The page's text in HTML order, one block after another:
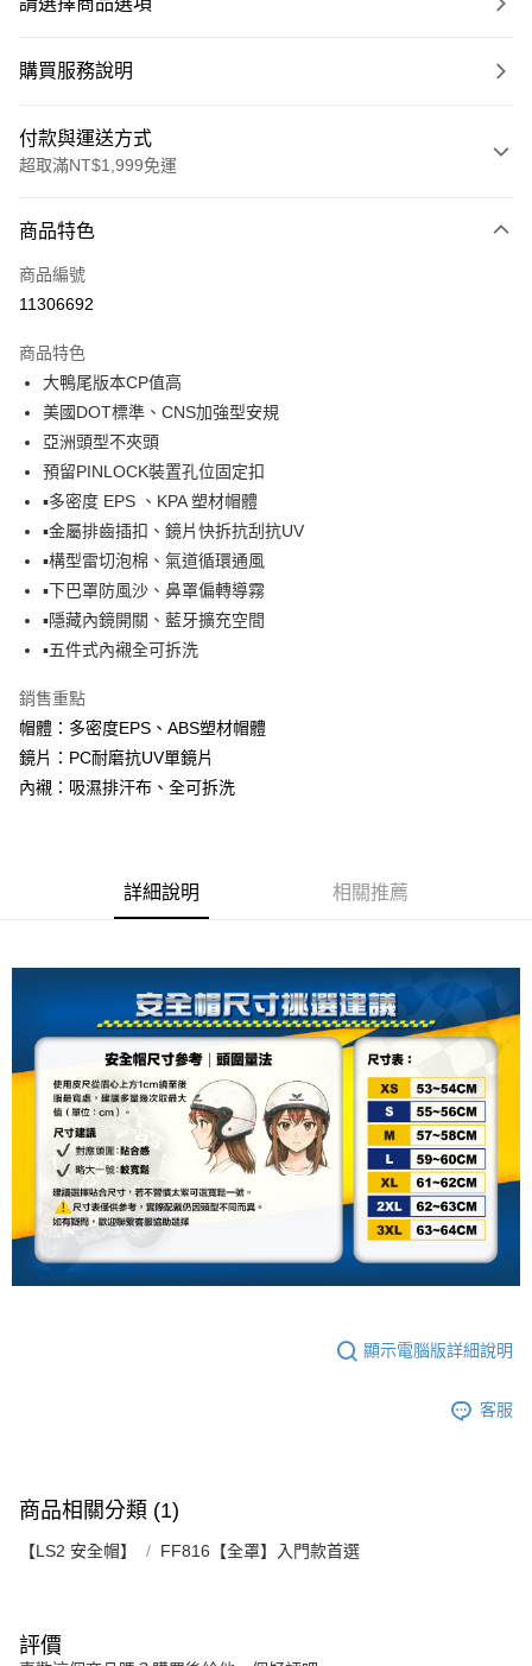
購買服務說明
付款與運送方式
超取滿NT$1,999免運
信用卡一次付款
信用卡分期付款
合作金庫商業銀行
華南商業銀行
上海商業儲蓄銀行
國泰世華商業銀行
臺灣中小企業銀行
匯豐（台灣）商業銀行
聯邦商業銀行
元大商業銀行
永豐商業銀行
玉山商業銀行
台新國際商業銀行
台灣樂天信用卡公司
超商取貨付款
LINE Pay
Apple Pay
街口支付
Google Pay
相關說明
【大哥付你分期使用說明】
1.本服務由台灣大哥大提供，台灣大哥大用戶可立即使用無須另外申請。
2.付款方式選擇「大哥付你分期」，訂單成立後會自動跳轉到大哥付的交易
流程，驗證手機門號後，選擇欲分期的期數、繳款截止日，確認付款後即完
消。如遇「轉專審核」未通過狀況，表示未達大哥付你分期系統評分，恕無
法說明評估內容。
醒簡訊。
2.透過簡訊連結打開帳單後，可選擇「超商條碼／台灣大直營門市／銀行轉
帳／街口支付／iPASS MONEY」等通路繳費。
【注意事項】
1.本服務係由「台灣大哥大股份有限公司」（以下簡稱本公司）所提供，讓
用戶於交易時，得透過本服務購買商品或服務，並由商店將買賣／分期付款
買賣價金債權讓與本公司後，依約使用本公司帳單繳交帳款。
2.基於同意付款使用「大哥付你分期」之契約關係目的，商店將以您的個人
資料（包含姓名、電話或地址）提供予台灣大哥大進項蒐集、處理及利用，
由本公司與您本人進行分期帳單所需資料之確認、核對及更正。
3.完整用戶服務條款，請詳閱以下連結：
https://oppay.tw/userRule
AFTEE先享後付
相關說明
２．便利：只要手機號碼，簡訊認證，即可結帳。
３．安心：先確認商品／服務後，再付款。
１．於結帳方式選擇「AFTEE先享後付」後，將跳轉至「AFTEE先享後付」
結帳頁面，進行簡訊認證並確認金額後，即可完成結帳。
２．訂單成立數日內，您將收到繳費通知簡訊。
３．收到繳費通知簡訊後14天內，點擊此簡訊中的連結，可透過四大超商／
ATM／網路銀行／等多元方式進行付款，方視為交易完成。
※ 請注意：結帳手續完成當下不需立刻繳費，但若您需要取消訂單，請聯絡
購買商品的店家。未經商家同意取消之訂單仍視為有效，需透過AFTEE先享
後付繳納相關費用。
※ 交易是否成功請以「AFTEE先享後付 」之結帳頁面顯示為準，若有關於
是否繳費成功／繳費後需取消欲退款等相關疑問，請聯繫「AFTEE先享後付
客戶支援中心」 https://netprotections.freshdesk.com/support/home
【注意事項】
１．透過由恩沛科技股份有限公司提供之「AFTEE先享後付」服務完成之交
易，需依本服務之必要範圍內提供個人資料，並將交易相關給付款項請求債
３．未成年的使用者請事先徵得法定代理人或監護人之同意方可使用
恩沛科技股份有限公司將有權停止該用戶之使用額度並採取法律行動。
全家取貨付款
每筆NT$80，滿NT$1,999(含以上)免運費
7-11取貨付款
每筆NT$80，滿NT$1,999(含以上)免運費
付款後7-11取貨
每筆NT$80，滿NT$1,999(含以上)免運費
宅配
每筆NT$80，滿NT$1,999(含以上)免運費
商品特色
商品編號
11306692
商品特色
大鴨尾版本CP值高
美國DOT標準、CNS加強型安規
亞洲頭型不夾頭
預留PINLOCK裝置孔位固定扣
▪多密度 EPS 、KPA 塑材帽體
▪金屬排齒插扣、鏡片快拆抗刮抗UV
▪構型雷切泡棉、氣道循環通風
▪下巴罩防風沙、鼻罩偏轉導霧
▪隱藏內鏡開關、藍牙擴充空間
▪五件式內襯全可拆洗
銷售重點
帽體：多密度EPS、ABS塑材帽體
鏡片：PC耐磨抗UV單鏡片
內襯：吸濕排汗布、全可拆洗
詳細說明 相關推薦
顯示電腦版詳細說明
客服
商品相關分類 (1)
【LS2 安全帽】 FF816【全罩】入門款首選
評價